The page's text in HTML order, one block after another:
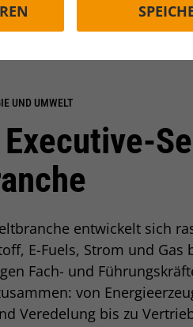
UND UMWELT
entwickelt sich
E-Fuels, Strom und
Fach- und
von
Veredelung bis zu